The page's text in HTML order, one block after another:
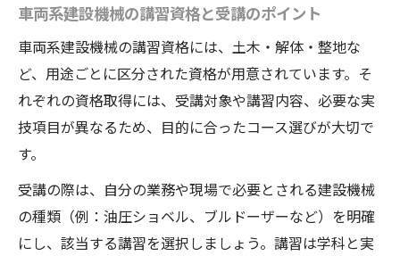
車両系建設機械の講習資格と受講のポイント
車両系建設機械の講習資格には、土木・解体・整地な
ど、用途ごとに区分された資格が用意されています。そ
れぞれの資格取得には、受講対象や講習内容、必要な実
技項目が異なるため、目的に合ったコース選びが大切で
す。
受講の際は、自分の業務や現場で必要とされる建設機械
の種類（例：油圧ショベル、ブルドーザーなど）を明確
にし、該当する講習を選択しましょう。講習は学科と実